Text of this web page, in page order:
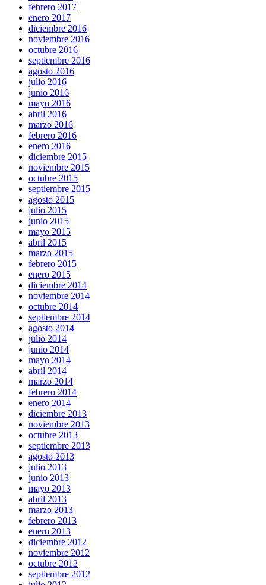
febrero 2017
enero 2017
diciembre 2016
noviembre 2016
octubre 2016
septiembre 2016
agosto 2016
julio 2016
junio 2016
mayo 2016
abril 2016
marzo 2016
febrero 2016
enero 2016
diciembre 2015
noviembre 2015
octubre 2015
septiembre 2015
agosto 2015
julio 2015
junio 2015
mayo 2015
abril 2015
marzo 2015
febrero 2015
enero 2015
diciembre 2014
noviembre 2014
octubre 2014
septiembre 2014
agosto 2014
julio 2014
junio 2014
mayo 2014
abril 2014
marzo 2014
febrero 2014
enero 2014
diciembre 2013
noviembre 2013
octubre 2013
septiembre 2013
agosto 2013
julio 2013
junio 2013
mayo 2013
abril 2013
marzo 2013
febrero 2013
enero 2013
diciembre 2012
noviembre 2012
octubre 2012
septiembre 2012